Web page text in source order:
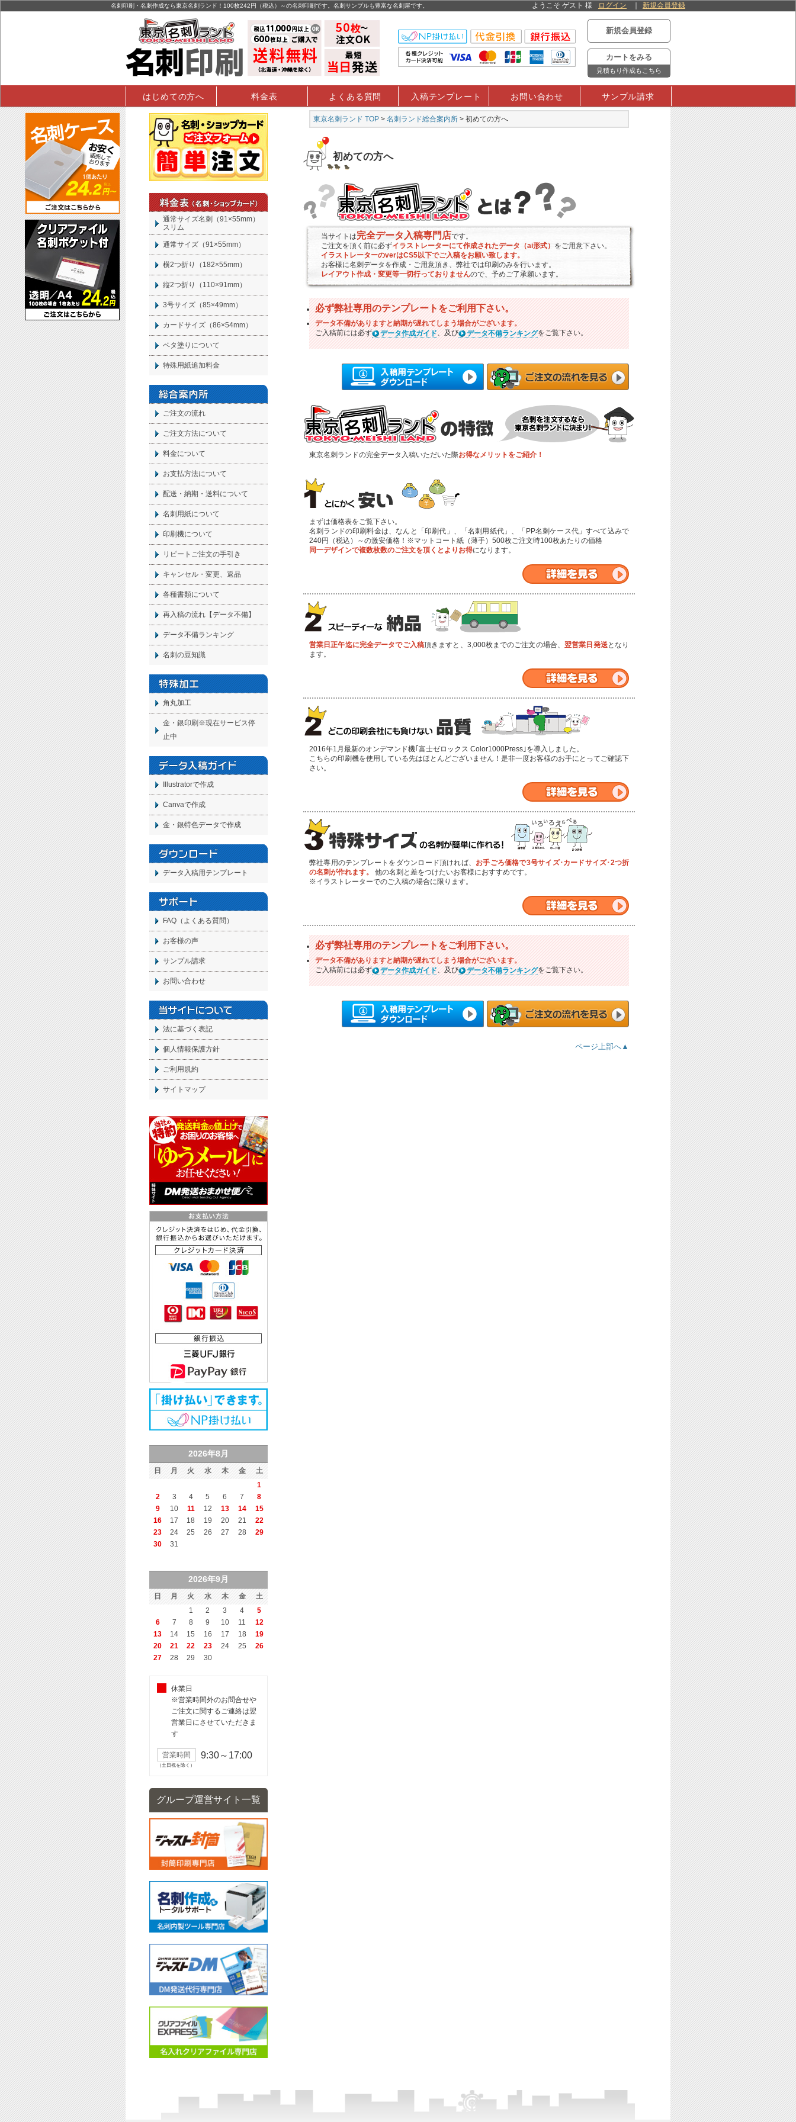
名刺印刷・名刺作成なら東京名刺ランド！100枚242円（税込）～の名刺印刷です。名刺サンプルも豊富な名刺屋です。 ようこそ ゲスト 様 ログイン 新規会員登録
新規会員登録
カートをみる
見積もり作成もこちら
はじめての方へ 料金表 よくある質問 入稿テンプレート お問い合わせ サンプル請求
東京名刺ランド TOP > 名刺ランド総合案内所 > 初めての方へ
初めての方へ
当サイトは完全データ入稿専門店です。
ご注文を頂く前に必ずイラストレーターにて作成されたデータ（ai形式） をご用意下さい。
イラストレーターのverはCS5以下でご入稿をお願い致します。
お客様に名刺データを作成・ご用意頂き、弊社では印刷のみを行います。
レイアウト作成・変更等一切行っておりませんので、予めご了承願います。
必ず弊社専用のテンプレートをご利用下さい。
データ不備がありますと納期が遅れてしまう場合がございます。
ご入稿前には必ず
データ作成ガイド、及び データ不備ランキングをご覧下さい。
東京名刺ランドの完全データ入稿いただいた際お得なメリットをご紹介！
まずは価格表をご覧下さい。
名刺ランドの印刷料金は、なんと「印刷代」、「名刺用紙代」、「PP名刺ケース代」すべて込みで
240円（税込）～の激安価格！※マットコート紙（薄手）500枚ご注文時100枚あたりの価格
同一デザインで複数枚数のご注文を頂くとよりお得になります。
営業日正午迄に完全データでご入稿頂きますと、3,000枚までのご注文の場合、翌営業日発送となり
ます。
2016年1月最新のオンデマンド機｢富士ゼロックス Color1000Press｣を導入しました。
こちらの印刷機を使用している先はほとんどございません！是非一度お客様のお手にとってご確認下
さい。
弊社専用のテンプレートをダウンロード頂ければ、 お手ごろ価格で3号サイズ･カードサイズ･2つ折
の名刺が作れます。
他の名刺と差をつけたいお客様におすすめです。
※イラストレーターでのご入稿の場合に限ります。
必ず弊社専用のテンプレートをご利用下さい。
データ不備がありますと納期が遅れてしまう場合がございます。
ご入稿前には必ず
データ作成ガイド、及び データ不備ランキングをご覧下さい。
ページ上部へ▲
通常サイズ名刺（91×55mm）
スリム
通常サイズ（91×55mm）
横2つ折り（182×55mm）
縦2つ折り（110×91mm）
3号サイズ（85×49mm）
カードサイズ（86×54mm）
ベタ塗りについて
特殊用紙追加料金
ご注文の流れ
ご注文方法について
料金について
お支払方法について
配送・納期・送料について
名刺 用紙について
印刷機について
リピートご注文の手引き
キャンセル・変更、返品
各種書類について
再入稿の流れ【データ不備】
データ不備ランキング
名刺の豆知識
角丸加工
金・銀印刷※現在サービス停
止中
Illustratorで作成
Canvaで作成
金・銀特色データで作成
データ入稿用テンプレート
FAQ（よくある質問）
お客様の声
サンプル請求
お問い合わせ
法に基づく表記
個人情報保護方針
ご利用規約
サイトマップ
2026年8月
日 月 火 水 木 金
土
1
2
3 4 5 6 7
8
9
10 11 12 13 14
15
16
17 18 19 20 21
22
23
24 25 26 27 28
29
30
31
2026年9月
日 月 火 水 木 金
土
1
2 3 4
5
6
7 8 9 10 11
12
13
14 15 16 17 18
19
20
21 22 23 24 25
26
27
28 29 30
休業日
※営業時間外のお問合せや
ご注文に関するご連絡は翌
営業日にさせていただきま
す
営業時間 9:30～17:00
（土日祝を除く）
グループ運営サイト一覧